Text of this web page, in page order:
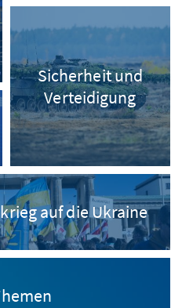
Sicherheit und
Verteidigung
auf die Ukraine